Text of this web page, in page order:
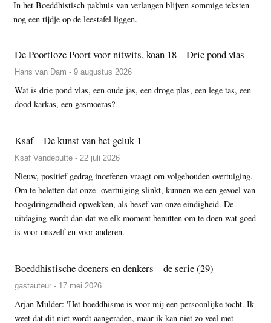
In het Boeddhistisch pakhuis van verlangen blijven sommige teksten
nog een tijdje op de leestafel liggen.
De Poortloze Poort voor nitwits, koan 18 – Drie pond vlas
Hans van Dam - 9 augustus 2026
Wat is drie pond vlas, een oude jas, een droge plas, een lege tas, een
dood karkas, een gasmoeras?
Ksaf – De kunst van het geluk 1
Ksaf Vandeputte - 22 juli 2026
Nieuw, positief gedrag inoefenen vraagt om volgehouden overtuiging.
Om te beletten dat onze overtuiging slinkt, kunnen we een gevoel van
hoogdringendheid opwekken, als besef van onze eindigheid. De
uitdaging wordt dan dat we elk moment benutten om te doen wat goed
is voor onszelf en voor anderen.
Boeddhistische doeners en denkers – de serie (29)
gastauteur - 17 mei 2026
Arjan Mulder: 'Het boeddhisme is voor mij een persoonlijke tocht. Ik
weet dat dit niet wordt aangeraden, maar ik kan niet zo veel met